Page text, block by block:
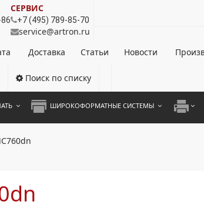
СЕРВИС
+7 (495) 789-85-70
service@artron.ru
Доставка Статьи Новости
Поиск по списку
ШИРОКОФОРМАТНЫЕ СИСТЕМЫ